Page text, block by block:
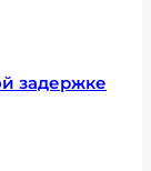
задержке